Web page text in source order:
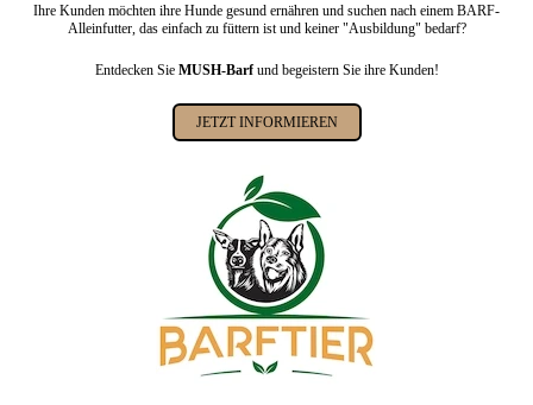
Ihre Kunden möchten ihre Hunde gesund ernähren und suchen nach einem BARF-
Alleinfutter, das einfach zu füttern ist und keiner "Ausbildung" bedarf?
Entdecken Sie MUSH-Barfund begeistern Sie ihre Kunden!
JETZT INFORMIEREN